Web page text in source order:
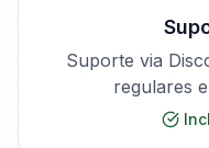
Suporte via
regulares